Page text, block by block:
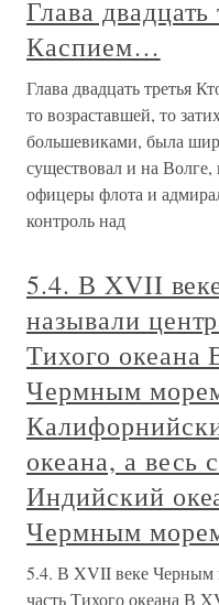
Глава
Каспием…
Глава двадцать третья
то возраставшей, то
большевиками, была
существовал и на
офицеры флота и
контроль над
5.4. В XVII
называли
Тихого
Чермным
океана, а весь
Индийский
Чермным
5.4. В XVII веке Черным
часть Тихого океана В